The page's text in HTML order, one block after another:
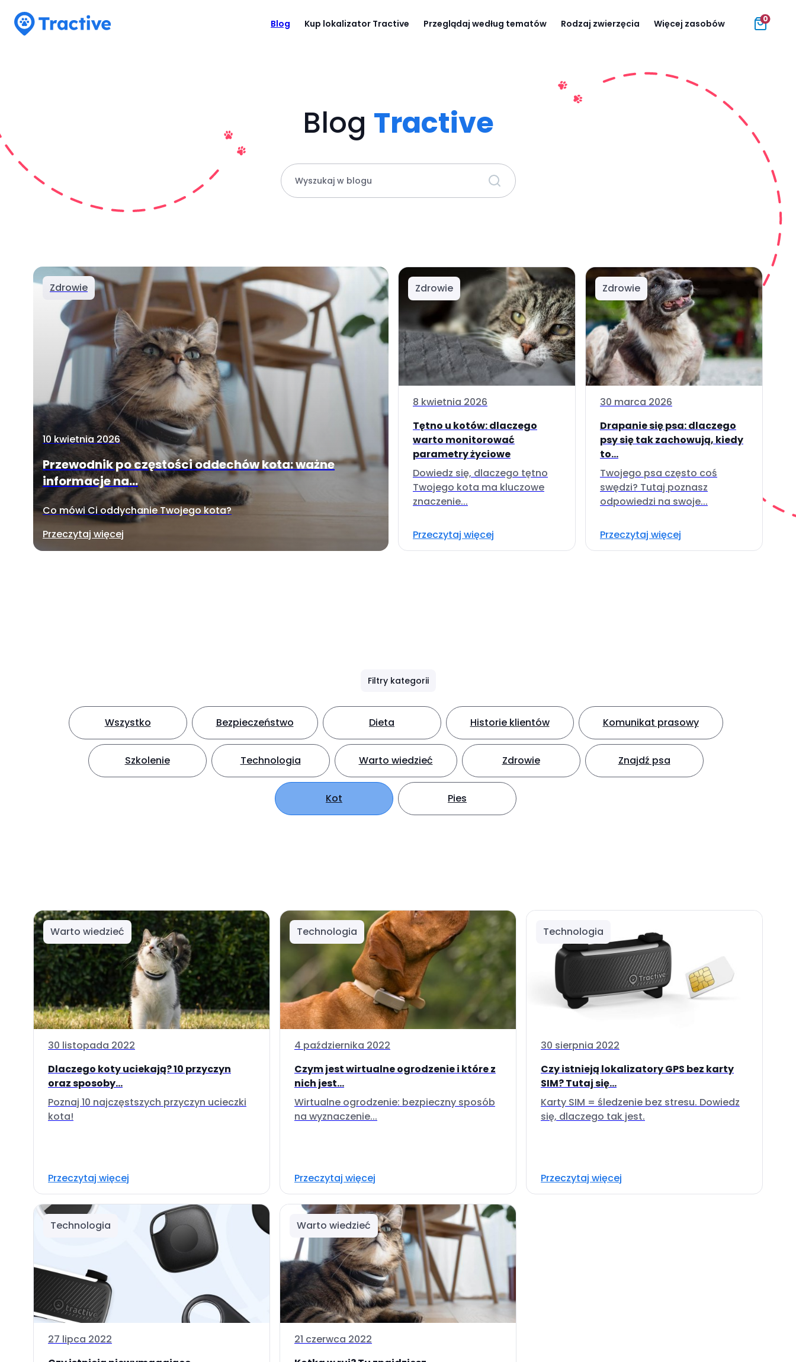
Blog Kup lokalizator Tractive Przeglądaj według tematów Rodzaj zwierzęcia Więcej zasobów 0
Blog Tractive
Wyszukaj w blogu
Zdrowie
10 kwietnia 2026
Przewodnik po częstości oddechów kota: ważne
informacje na...
Co mówi Ci oddychanie Twojego kota?
Przeczytaj więcej
Zdrowie
8 kwietnia 2026
Tętno u kotów: dlaczego
warto monitorować
parametry życiowe
Dowiedz się, dlaczego tętno
Twojego kota ma kluczowe
znaczenie...
Przeczytaj więcej
Zdrowie
30 marca 2026
Drapanie się psa: dlaczego
psy się tak zachowują, kiedy
to...
Twojego psa często coś
swędzi? Tutaj poznasz
odpowiedzi na swoje...
Przeczytaj więcej
Filtry kategorii
Wszystko Bezpieczeństwo Dieta Historie klientów Komunikat prasowy
Szkolenie Technologia Warto wiedzieć Zdrowie Znajdź psa
Kot Pies
Warto wiedzieć
30 listopada 2022
Dlaczego koty uciekają? 10 przyczyn
oraz sposoby...
Poznaj 10 najczęstszych przyczyn ucieczki
kota!
Przeczytaj więcej
Technologia
4 października 2022
Czym jest wirtualne ogrodzenie i które z
nich jest...
Wirtualne ogrodzenie: bezpieczny sposób
na wyznaczenie...
Przeczytaj więcej
Technologia
30 sierpnia 2022
Czy istnieją lokalizatory GPS bez karty
SIM? Tutaj się...
Karty SIM = śledzenie bez stresu. Dowiedz
się, dlaczego tak jest.
Przeczytaj więcej
Technologia
27 lipca 2022
Warto wiedzieć
21 czerwca 2022